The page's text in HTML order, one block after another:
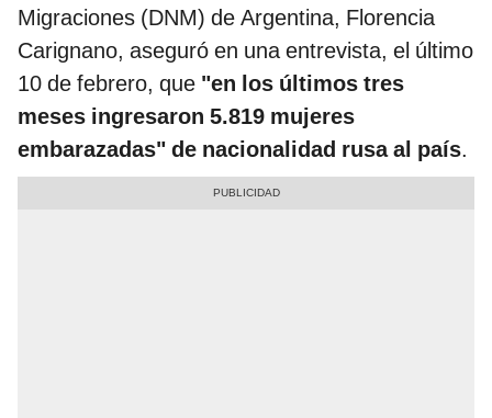
Migraciones (DNM) de Argentina, Florencia
Carignano, aseguró en una entrevista, el último
10 de febrero, que "en los últimos tres
meses ingresaron 5.819 mujeres
embarazadas" de nacionalidad rusa al país.